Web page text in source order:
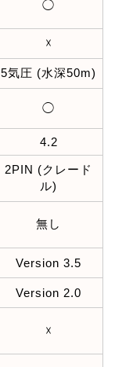
◯
☓
5気圧 (水深50m)
◯
4.2
2PIN (クレード
ル)
無し
Version 3.5
Version 2.0
☓